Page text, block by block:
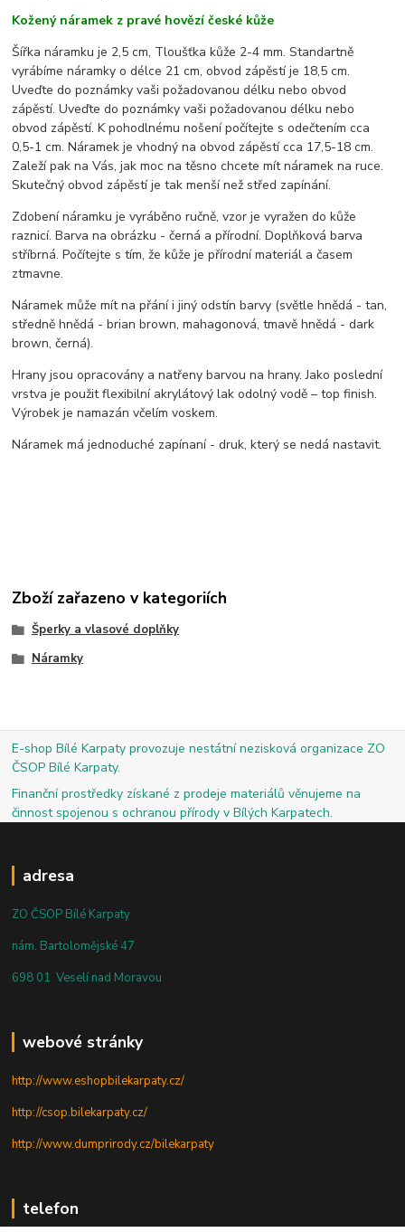
Kožený náramek z pravé hovězí české kůže
Šířka náramku je 2,5 cm, Tloušťka kůže 2-4 mm. Standartně
vyrábíme náramky o délce 21 cm, obvod zápěstí je 18,5 cm.
Uveďte do poznámky vaši požadovanou délku nebo obvod
zápěstí. Uveďte do poznámky vaši požadovanou délku nebo
obvod zápěstí. K pohodlnému nošení počítejte s odečtením cca
0,5-1 cm. Náramek je vhodný na obvod zápěstí cca 17,5-18 cm.
Zaleží pak na Vás, jak moc na těsno chcete mít náramek na ruce.
Skutečný obvod zápěstí je tak menší než střed zapínání.
Zdobení náramku je vyráběno ručně, vzor je vyražen do kůže
raznicí. Barva na obrázku - černá a přírodní. Doplňková barva
stříbrná. Počítejte s tím, že kůže je přírodní materiál a časem
ztmavne.
Náramek může mít na přání i jiný odstín barvy (světle hnědá - tan,
středně hnědá - brian brown, mahagonová, tmavě hnědá - dark
brown, černá).
Hrany jsou opracovány a natřeny barvou na hrany. Jako poslední
vrstva je použit flexibilní akrylátový lak odolný vodě – top finish.
Výrobek je namazán včelím voskem.
Náramek má jednoduché zapínaní - druk, který se nedá nastavit.
Zboží zařazeno v kategoriích
Šperky a vlasové doplňky
Náramky
E-shop Bílé Karpaty provozuje nestátní nezisková organizace ZO
ČSOP Bílé Karpaty.
Finanční prostředky získané z prodeje materiálů věnujeme na
činnost spojenou s ochranou přírody v Bílých Karpatech.
adresa
ZO ČSOP Bílé Karpaty
nám. Bartolomějské 47
698 01 Veselí nad Moravou
webové stránky
http://www.eshopbilekarpaty.cz/
http://csop.bilekarpaty.cz/
http://www.dumprirody.cz/bilekarpaty
telefon